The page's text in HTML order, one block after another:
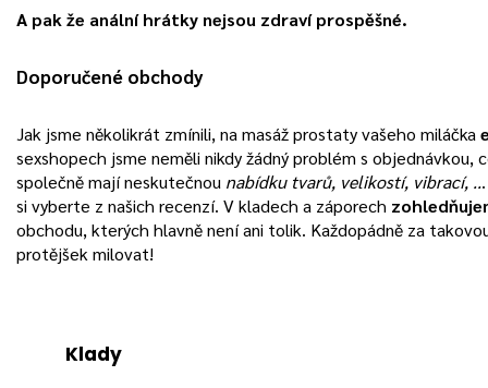
A pak že anální hrátky nejsou zdraví prospěšné.
Doporučené obchody
Jak jsme několikrát zmínili, na masáž prostaty vašeho miláčka
sexshopech jsme neměli nikdy žádný problém s objednávkou,
společně mají neskutečnou nabídku tvarů, velikostí, vibrací, ..
si vyberte z našich recenzí. V kladech a záporech
obchodu, kterých hlavně není ani tolik. Každopádně za
protějšek milovat!
Klady